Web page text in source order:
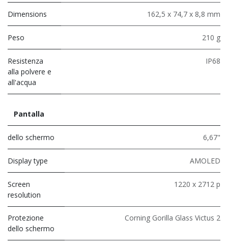
Dimensions 162,5 x 74,7 x 8,8 mm
Peso 210 g
Resistenza
alla polvere e
all'acqua
IP68
Pantalla
dello schermo 6,67"
Display type AMOLED
Screen
resolution
1220 x 2712 p
Protezione
dello schermo
Corning Gorilla Glass Victus 2